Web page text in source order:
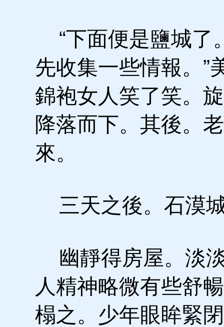
“下面便是鹽城了
先收集一些情報。”
錦袍女人笑了笑。
降落而下。其後。
來。
三天之後。石漠
幽靜得房屋。淡
人精神略微有些舒
榻之。少年眼眸緊